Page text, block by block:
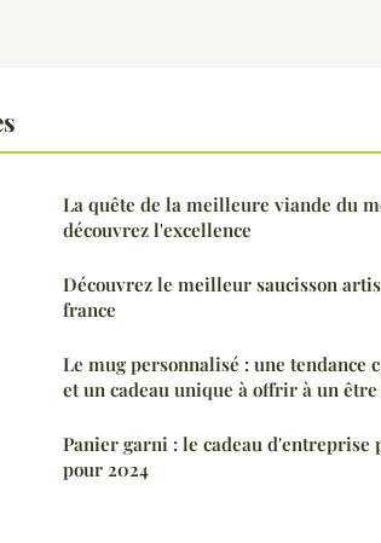
La quête de la meilleure viande du
découvrez l'excellence
Découvrez le meilleur saucisson
france
Le mug personnalisé : une tendance
et un cadeau unique à offrir à un
Panier garni : le cadeau d'entreprise
pour 2024